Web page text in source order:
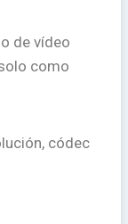
de vídeo
como
códec